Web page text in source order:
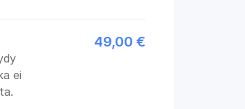
49,00 €
ei